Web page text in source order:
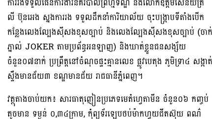
លី ប៊ុនអេង ស្នងការរង ទទួលដឹកនាំការិយាល័យ ចុះបង្ក្រាបទីតាំងបើក
កន្លែងលេងល្បែងស៊ីសងខុសច្បាប់ និងលេងល្បែងស៊ីសងខុសច្បាប់ (ចាក់
ភ្នាល់ JOKER តាមប្រព័ន្ធអនឡាញ) និងឃាត់ខ្លួនជនសង្ស័យ
ចំនួន០៧នាក់ ប្រព្រឹត្តនៅចំណុចផ្ទះគ្មានលេខ ផ្លូវបេតុង ភូមិទ្រា៤ សង្កាត់
ស្ទឹងមានជ័យ៣ ខណ្ឌមានជ័យ រាជធានីភ្នំពេញ។
វត្ថុតាងចាប់យក៖ សារធាតុញៀនប្រភេទមេតំហ្វេតាមីន ចំនួន០៦ កញ្ចប់
តូចមាន ទម្ងន់ ០,៣៤ក្រាម, កុំព្យូទ័រឡេបថប់ម៉ាកហ្វុយជីតស៊ុយ ពណ៌